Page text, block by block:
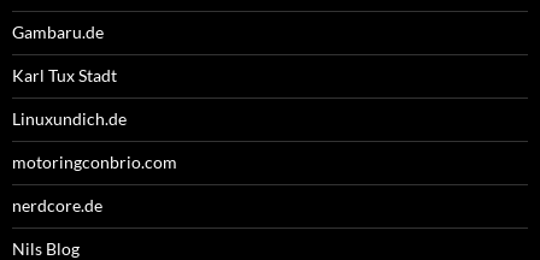
Gambaru.de
Karl Tux Stadt
Linuxundich.de
motoringconbrio.com
nerdcore.de
Nils Blog